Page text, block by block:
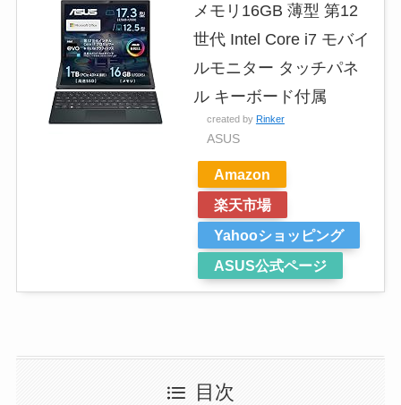
メモリ16GB 薄型 第12
世代 Intel Core i7 モバイ
ルモニター タッチパネ
ル キーボード付属
created by Rinker
ASUS
Amazon
楽天市場
Yahooショッピング
ASUS公式ページ
目次